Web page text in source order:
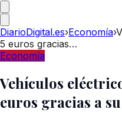
DiarioDigital.es›Economía›
5 euros gracias…
Economía
Vehículos
euros gracias a